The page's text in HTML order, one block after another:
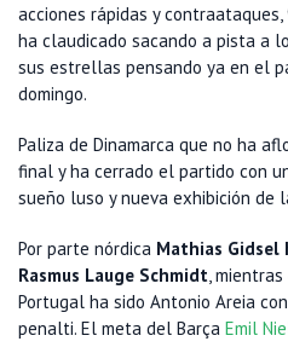
acciones rápidas y
ha claudicado sacando a pista a
sus estrellas pensando ya en el
domingo.
Paliza de Dinamarca que no ha
final y ha cerrado el partido con
sueño luso y nueva exhibición
Por parte nórdica Mathias Gidsel
Rasmus Lauge Schmidt ,
Portugal ha sido Antonio Areia
penalti. El meta del Barça Emil